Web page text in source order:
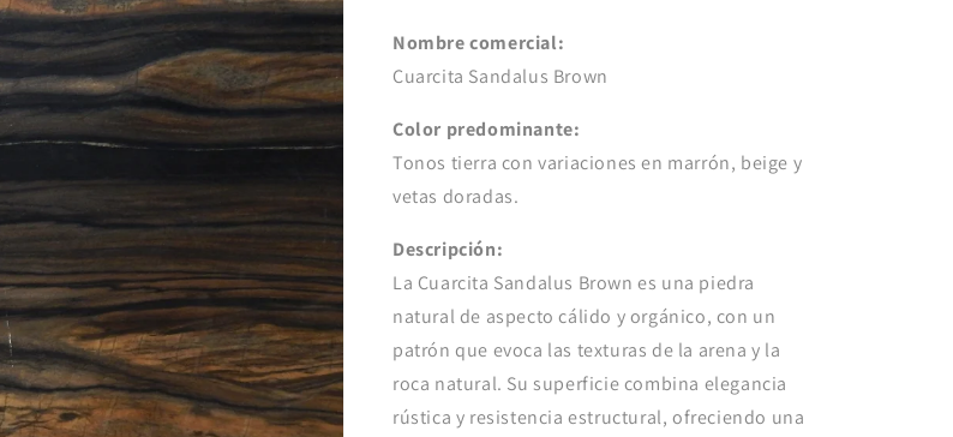
Nombre comercial:
Cuarcita Sandalus Brown
Color predominante:
Tonos tierra con variaciones en marrón, beige y
vetas doradas.
Descripción:
La Cuarcita Sandalus Brown es una piedra
natural de aspecto cálido y orgánico, con un
patrón que evoca las texturas de la arena y la
roca natural. Su superficie combina elegancia
rústica y resistencia estructural, ofreciendo una